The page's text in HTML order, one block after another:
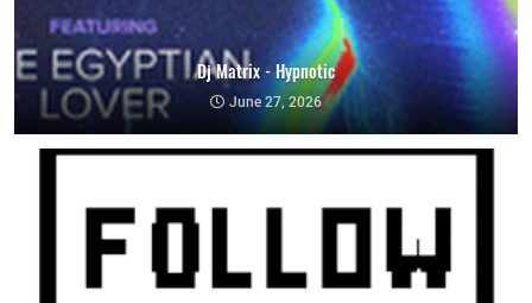
Dj Matrix - Hypnotic
June 27, 2026